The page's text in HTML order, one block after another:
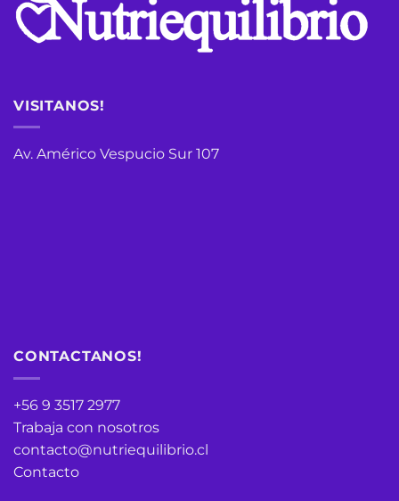
VISITANOS!
Av. Américo Vespucio Sur 107
CONTACTANOS!
+56 9 3517 2977
Trabaja con nosotros
contacto@nutriequilibrio.cl
Contacto